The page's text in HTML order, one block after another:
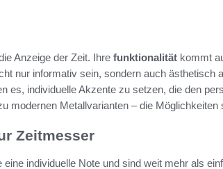
Anzeige der Zeit. Ihre funktionalität kommt
nur informativ sein, sondern auch ästhetisch
es, individuelle Akzente zu setzen, die den
modernen Metallvarianten – die Möglichkeiten
Zeitmesser
individuelle Note und sind weit mehr als